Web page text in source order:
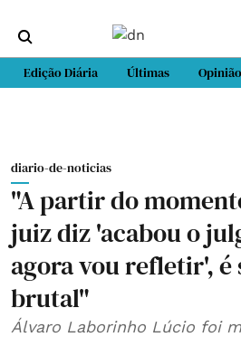
Edição Diária Últimas Opinião
diario-de-noticias
"A partir do
juiz diz 'acabou o
agora vou refletir', é
brutal"
Álvaro Laborinho Lúcio foi